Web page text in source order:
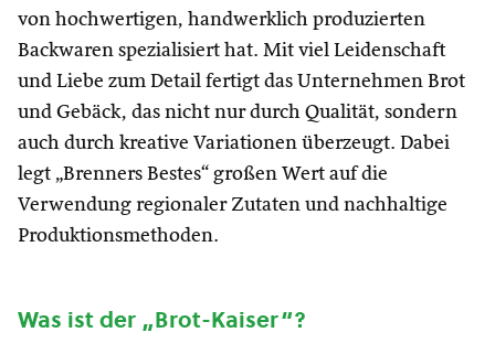
von hochwertigen, handwerklich produzierten
Backwaren spezialisiert hat. Mit viel Leidenschaft
und Liebe zum Detail fertigt das Unternehmen Brot
und Gebäck, das nicht nur durch Qualität, sondern
auch durch kreative Variationen überzeugt. Dabei
legt „Brenners Bestes“ großen Wert auf die
Verwendung regionaler Zutaten und nachhaltige
Produktionsmethoden.
Was ist der „Brot-Kaiser“?